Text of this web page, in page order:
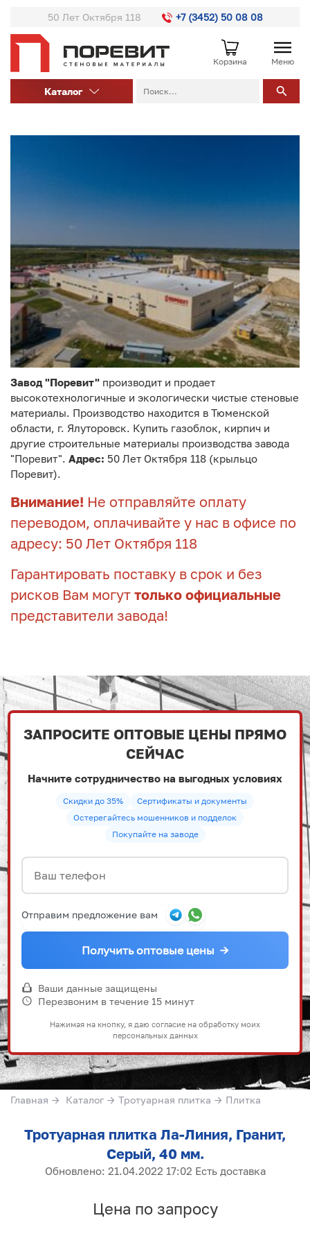
50 Лет Октября 118 +7 (3452) 50 08 08
Корзина Меню
Каталог
Завод "Поревит" производит и продает
высокотехнологичные и экологически чистые стеновые
материалы. Производство находится в Тюменской
области, г. Ялуторовск. Купить газоблок, кирпич и
другие строительные материалы производства завода
"Поревит". Адрес: 50 Лет Октября 118 (крыльцо
Поревит).
Внимание! Не отправляйте оплату
переводом, оплачивайте у нас в офисе по
адресу: 50 Лет Октября 118
Гарантировать поставку в срок и без
рисков Вам могут только официальные
представители завода!
ЗАПРОСИТЕ ОПТОВЫЕ ЦЕНЫ ПРЯМО
СЕЙЧАС
Начните сотрудничество на выгодных условиях
Скидки до 35%
Сертификаты и документы
Остерегайтесь мошенников и подделок
Покупайте на заводе
Отправим предложение вам
Получить оптовые цены →
Ваши данные защищены
Перезвоним в течение 15 минут
Нажимая на кнопку, я даю согласие на обработку моих
персональных данных
Главная → Каталог → Тротуарная плитка → Плитка
Тротуарная плитка Ла-Линия, Гранит,
Серый, 40 мм.
Обновлено: 21.04.2022 17:02 Есть доставка
Цена по запросу